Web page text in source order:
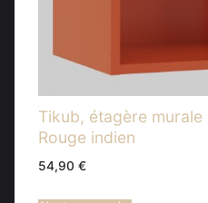
Tikub, étagère
Rouge indien
54,90 €